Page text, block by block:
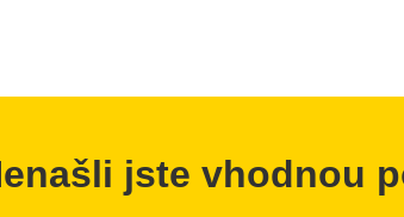
jste vhodnou